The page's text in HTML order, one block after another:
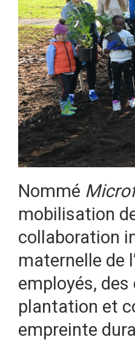
Nommé
mobilisation
collaboration
maternelle de
employés,
plantation et
empreinte